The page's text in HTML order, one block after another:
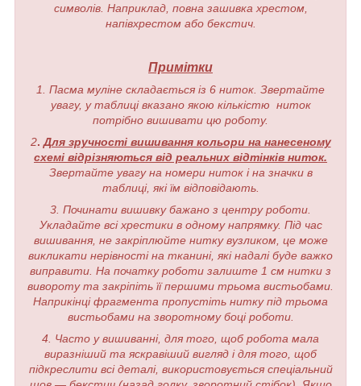
символів. Наприклад, повна зашивка хрестом,
напівхрестом або бекстич.
Примітки
1. Пасма муліне складається із 6 ниток. Звертайте
увагу, у таблиці вказано якою кількістю ниток
потрібно вишивати цю роботу.
2. Для зручності вишивання кольори на нанесеному
схемі відрізняються від реальних відтінків ниток.
Звертайте увагу на номери ниток і на значки в
таблиці, які їм відповідають.
3. Починати вишивку бажано з центру роботи.
Укладайте всі хрестики в одному напрямку. Під час
вишивання, не закріплюйте нитку вузликом, це може
викликати нерівності на тканині, які надалі буде важко
виправити. На початку роботи залиште 1 см нитки з
вивороту та закріпіть її першими трьома вистьобами.
Наприкінці фрагмента пропустіть нитку під трьома
вистьобами на зворотному боці роботи.
4. Часто у вишиванні, для того, щоб робота мала
виразніший та яскравіший вигляд і для того, щоб
підкреслити всі деталі, використовується спеціальний